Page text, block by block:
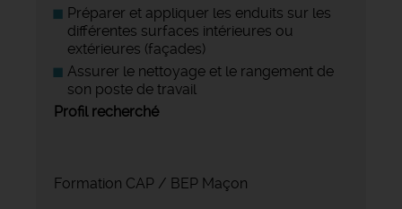
Préparer et appliquer les enduits sur les
différentes surfaces intérieures ou
extérieures (façades)
Assurer le nettoyage et le rangement de
son poste de travail
Profil recherché
Formation CAP / BEP Maçon